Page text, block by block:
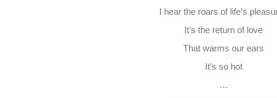
I hear the roars of life’s
It’s the return of love
That warms our ears
It’s so hot
…